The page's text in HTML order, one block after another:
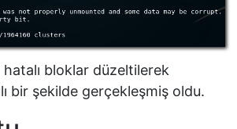
bloklar düzeltilerek
bir şekilde gerçekleşmiş oldu.